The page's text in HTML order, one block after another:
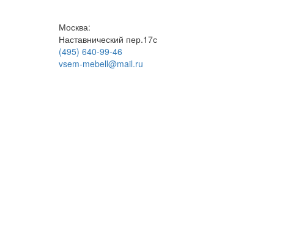
Москва:
Наставнический пер.17с
(495) 640-99-46
vsem-mebell@mail.ru